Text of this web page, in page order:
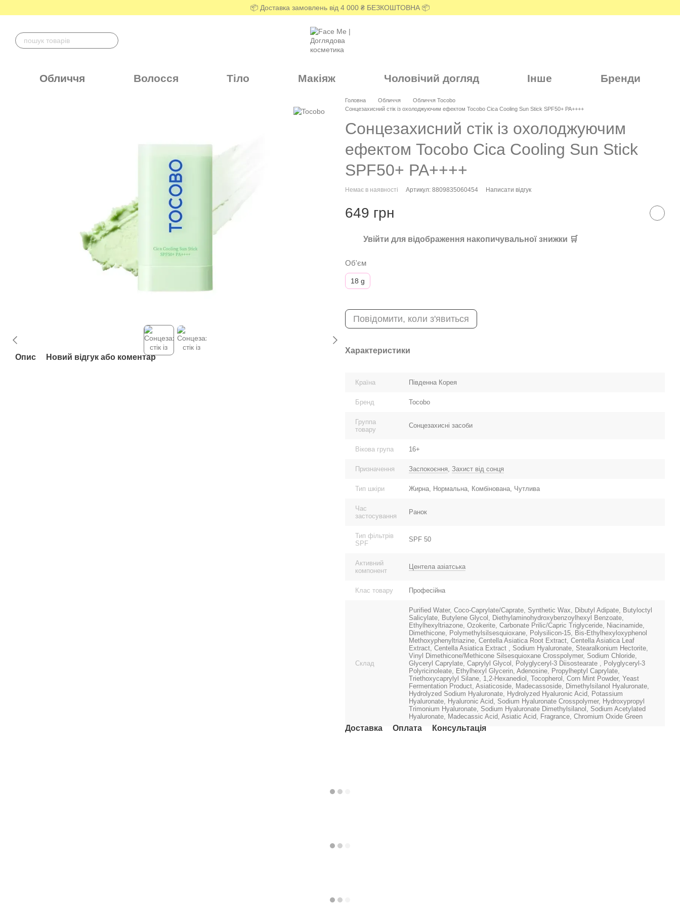
📦 Доставка замовлень від 4 000 ₴ БЕЗКОШТОВНА 📦
Обличчя Волосся Тіло Макіяж Чоловічий догляд Інше Бренди
Опис Новий відгук або коментар
Головна Обличчя
Обличчя Tocobo
Сонцезахисний стік із охолоджуючим ефектом Tocobo Cica Cooling Sun Stick SPF50+ PA++++
Сонцезахисний стік із охолоджуючим
ефектом Tocobo Cica Cooling Sun Stick
SPF50+ PA++++
Немає в наявності Артикул: 8809835060454 Написати відгук
649 грн
Увійти для відображення накопичувальної знижки 🛒
Об'єм
18 g
Повідомити, коли з'явиться
Характеристики
Країна Південна Корея
Бренд Tocobo
Группа
товару
Сонцезахисні засоби
Вікова група 16+
Призначення Заспокоєння, Захист від сонця
Тип шкіри Жирна, Нормальна, Комбінована, Чутлива
Час
застосування
Ранок
Тип фільтрів
SPF
SPF 50
Активний
компонент
Центела азіатська
Клас товару Професійна
Склад
Purified Water, Coco-Caprylate/Caprate, Synthetic Wax, Dibutyl Adipate, Butyloctyl
Salicylate, Butylene Glycol, Diethylaminohydroxybenzoylhexyl Benzoate,
Ethylhexyltriazone, Ozokerite, Carbonate Prilic/Capric Triglyceride, Niacinamide,
Dimethicone, Polymethylsilsesquioxane, Polysilicon-15, Bis-Ethylhexyloxyphenol
Methoxyphenyltriazine, Centella Asiatica Root Extract, Centella Asiatica Leaf
Extract, Centella Asiatica Extract , Sodium Hyaluronate, Stearalkonium Hectorite,
Vinyl Dimethicone/Methicone Silsesquioxane Crosspolymer, Sodium Chloride,
Glyceryl Caprylate, Caprylyl Glycol, Polyglyceryl-3 Diisostearate , Polyglyceryl-3
Polyricinoleate, Ethylhexyl Glycerin, Adenosine, Propylheptyl Caprylate,
Triethoxycaprylyl Silane, 1,2-Hexanediol, Tocopherol, Corn Mint Powder, Yeast
Fermentation Product, Asiaticoside, Madecassoside, Dimethylsilanol Hyaluronate,
Hydrolyzed Sodium Hyaluronate, Hydrolyzed Hyaluronic Acid, Potassium
Hyaluronate, Hyaluronic Acid, Sodium Hyaluronate Crosspolymer, Hydroxypropyl
Trimonium Hyaluronate, Sodium Hyaluronate Dimethylsilanol, Sodium Acetylated
Hyaluronate, Madecassic Acid, Asiatic Acid, Fragrance, Chromium Oxide Green
Доставка Оплата Консультація